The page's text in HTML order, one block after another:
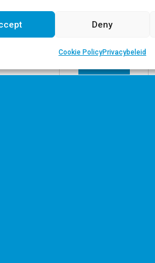
Deny
Cookie PolicyPrivacybeleid